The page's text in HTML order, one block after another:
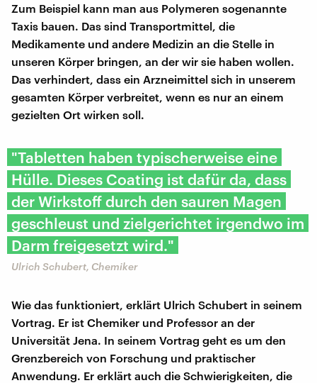
Zum Beispiel kann man aus Polymeren sogenannte
Taxis bauen. Das sind Transportmittel, die
Medikamente und andere Medizin an die Stelle in
unseren Körper bringen, an der wir sie haben wollen.
Das verhindert, dass ein Arzneimittel sich in unserem
gesamten Körper verbreitet, wenn es nur an einem
gezielten Ort wirken soll.
"Tabletten haben typischerweise eine
Hülle. Dieses Coating ist dafür da, dass
der Wirkstoff durch den sauren Magen
geschleust und zielgerichtet irgendwo im
Darm freigesetzt wird."
Ulrich Schubert, Chemiker
Wie das funktioniert, erklärt Ulrich Schubert in seinem
Vortrag. Er ist Chemiker und Professor an der
Universität Jena. In seinem Vortrag geht es um den
Grenzbereich von Forschung und praktischer
Anwendung. Er erklärt auch die Schwierigkeiten, die